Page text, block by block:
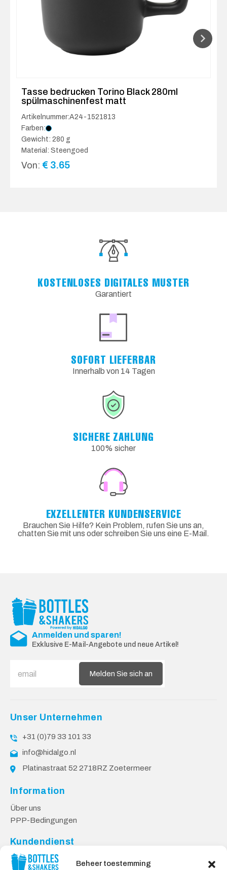
Beheer toestemming
Tasse bedrucken Torino Black 280ml
spülmaschinenfest matt
Artikelnummer:A24-1521813
Farben:
Gewicht: 280 g
Material: Steengoed
Von: € 3.65
KOSTENLOSES DIGITALES MUSTER
Garantiert
SOFORT LIEFERBAR
Innerhalb von 14 Tagen
SICHERE ZAHLUNG
100% sicher
EXZELLENTER KUNDENSERVICE
Brauchen Sie Hilfe? Kein Problem, rufen Sie uns an,
chatten Sie mit uns oder schreiben Sie uns eine E-Mail.
Anmelden und sparen!
Exklusive E-Mail-Angebote und neue Artikel!
Melden Sie sich an
Unser Unternehmen
+31 (0)79 33 101 33
info@hidalgo.nl
Platinastraat 52 2718RZ Zoetermeer
Information
Über uns
PPP-Bedingungen
Kundendienst
Kontakt